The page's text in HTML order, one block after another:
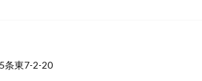
条東7-2-20